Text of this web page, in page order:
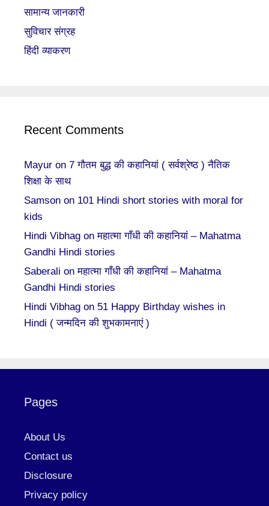
सामान्य जानकारी
सुविचार संग्रह
हिंदी व्याकरण
Recent Comments
Mayur on 7 गौतम बुद्ध की कहानियां ( सर्वश्रेष्ठ ) नैतिक
शिक्षा के साथ
Samson on 101 Hindi short stories with moral for
kids
Hindi Vibhag onमहात्मा गाँधी की कहानियां – Mahatma
Gandhi Hindi stories
Saberali onमहात्मा गाँधी की कहानियां – Mahatma
Gandhi Hindi stories
Hindi Vibhag on 51 Happy Birthday wishes in
Hindi ( जन्मदिन की शुभकामनाएं )
Pages
About Us
Contact us
Disclosure
Privacy policy